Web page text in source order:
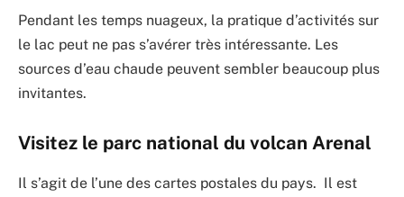
Pendant les temps nuageux, la pratique d’activités sur
le lac peut ne pas s’avérer très intéressante. Les
sources d’eau chaude peuvent sembler beaucoup plus
invitantes.
Visitez le parc national du volcan Arenal
Il s’agit de l’une des cartes postales du pays. Il est